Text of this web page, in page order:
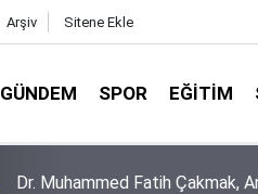
Arşiv Sitene Ekle
GÜNDEM SPOR EĞITIM
Diyanet İşleri Başkanlığı ile